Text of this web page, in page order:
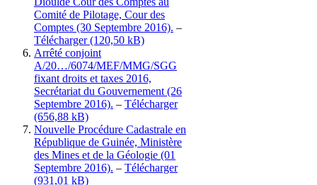
Comité de Pilotage, Cour des
Comptes (30 Septembre 2016). –
Télécharger
Arrêté conjoint
A/20…/6074/MEF/MMG/SGG
fixant droits et taxes 2016,
Secrétariat du Gouvernement (26
Septembre 2016). – Télécharger
Nouvelle Procédure Cadastrale en
République de Guinée, Ministère
des Mines et de la Géologie (01
Septembre 2016). – Télécharger